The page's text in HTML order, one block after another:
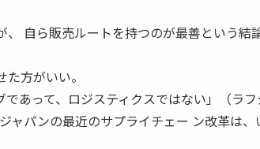
自ら販売ルートを持つのが最善という結
方がいい。
あって、ロジスティクスではない」（ラフ
ャパンの最近のサプライチェー ン改革は、